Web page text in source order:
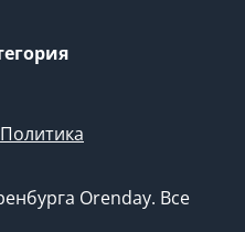
Политика
Orenday. Все